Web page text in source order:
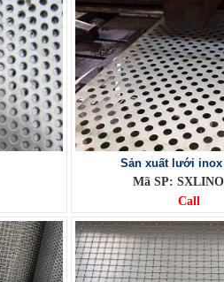
Sản xuất lưới
Mã SP:
Call